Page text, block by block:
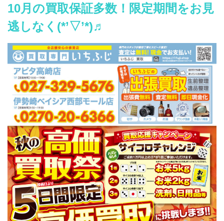
10月の買取保証多数！限定期間をお見
逃しなく(*’▽’*)♬